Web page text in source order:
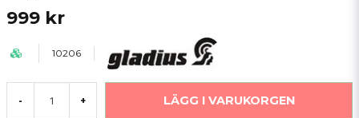
999 kr
10206
- + LÄGG I VARUKORGEN